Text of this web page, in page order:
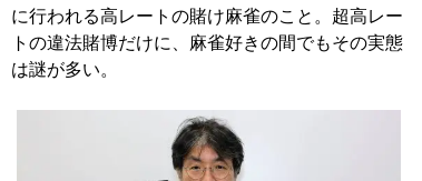
に行われる高レートの賭け麻雀のこと。超高レー
トの違法賭博だけに、麻雀好きの間でもその実態
は謎が多い。